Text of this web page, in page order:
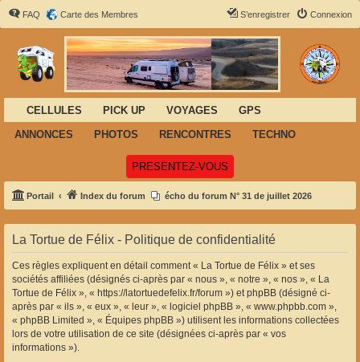
FAQ Carte des Membres Connexion
S’enregistrer
CELLULES PICK UP VOYAGES
GPS
ANNONCES
PHOTOS RENCONTRES TECHNO
PRESENTEZ-VOUS
Portail Index du forum écho du forum N° 31 de juillet 2026
La Tortue de Félix - Politique de confidentialité
Ces règles expliquent en détail comment « La Tortue de Félix » et ses
sociétés affiliées (désignés ci-après par « nous », « notre », « nos », « La
Tortue de Félix », « https://latortuedefelix.fr/forum ») et phpBB (désigné ci-
après par « ils », « eux », « leur », « logiciel phpBB », « www.phpbb.com »,
« phpBB Limited », « Équipes phpBB ») utilisent les informations collectées
lors de votre utilisation de ce site (désignées ci-après par « vos
informations »).